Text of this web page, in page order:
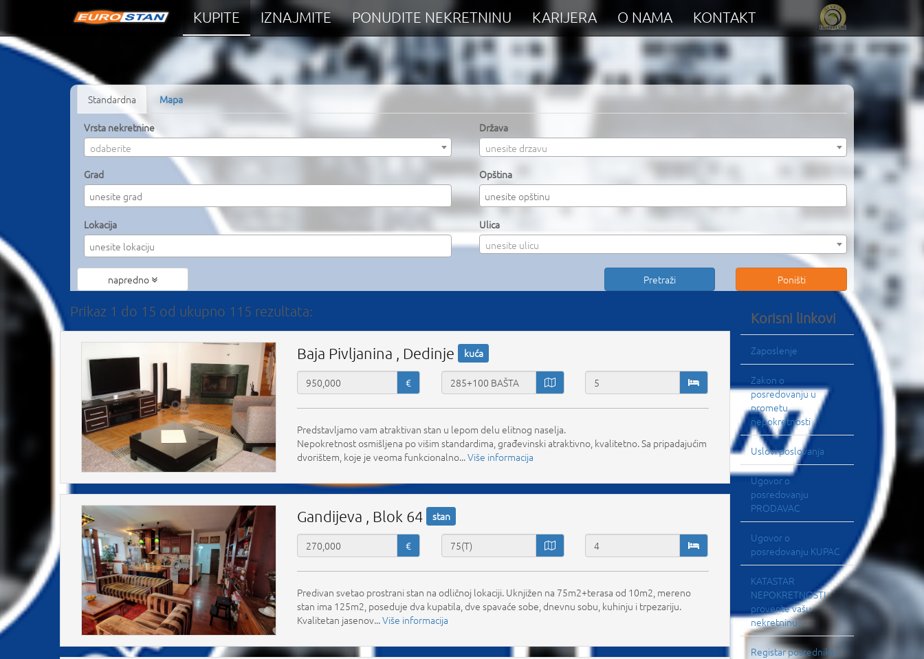
KUPITE IZNAJMITE PONUDITE NEKRETNINU KARIJERA O NAMA KONTAKT
Standardna Mapa
Vrsta nekretnine
odaberite
Država
unesite drzavu
Grad
Opština
Lokacija
Ulica
unesite ulicu
napredno
Prikaz 1 do 15 od ukupno 115 rezultata:
Baja Pivljanina , Dedinje kuća
€
Predstavljamo vam atraktivan stan u lepom delu elitnog naselja.
Nepokretnost osmišljena po višim standardima, građevinski atraktivno, kvalitetno. Sa pripadajućim
dvorištem, koje je veoma funkcionalno...Više informacija
Gandijeva , Blok 64 stan
€
Predivan svetao prostrani stan na odličnoj lokaciji. Uknjižen na 75m2+terasa od 10m2, mereno
stan ima 125m2, poseduje dva kupatila, dve spavaće sobe, dnevnu sobu, kuhinju i trpezariju.
Kvalitetan jasenov...Više informacija
Korisni linkovi
Zaposlenje
Zakon o
posredovanju u
prometu
nepokretnosti
Uslovi poslovanja
Ugovor o
posredovanju
PRODAVAC
Ugovor o
posredovanju KUPAC
KATASTAR
NEPOKRETNOSTI
proverite vašu
nekretninu
Registar posrednika